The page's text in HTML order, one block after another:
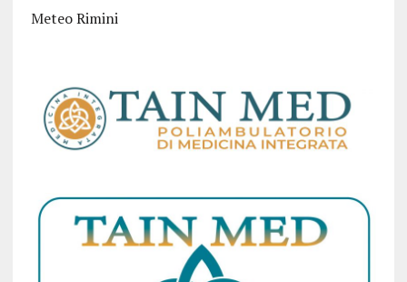
Meteo Rimini